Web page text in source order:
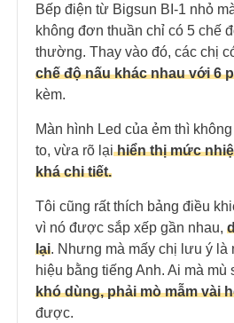
Bếp điện từ Bigsun BI-1 nhỏ
không đơn thuần chỉ có 5 chế
thường. Thay vào đó, các chị
chế độ nấu khác nhau với 6
kèm.
Màn hình Led của ẻm thì
to, vừa rõ lạihiển thị mức
khá chi tiết.
Tôi cũng rất thích bảng điều
vì nó được sắp xếp gần nhau,
lại. Nhưng mà mấy chị lưu ý là
hiệu bằng tiếng Anh. Ai mà mù
khó dùng, phải mò mẫm vài
được.